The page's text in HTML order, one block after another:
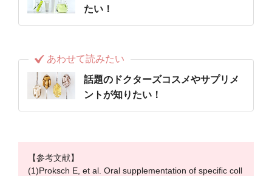
たい！
あわせて読みたい
話題のドクターズコスメやサプリメ
ントが知りたい！
【参考文献】
(1)Proksch E, et al. Oral supplementation of specific coll